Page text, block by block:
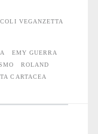
VEGANZETTA
EMY GUERRA
ROLAND
CARTACEA